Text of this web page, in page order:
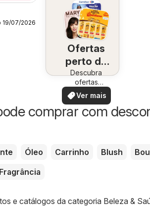
12:
19/07/2026
Ofertas
perto de
você
Descubra
ofertas
especiais
Ver mais
comprar com
Óleo Carrinho Blush
Fragrância
e catálogos da categoria Beleza &